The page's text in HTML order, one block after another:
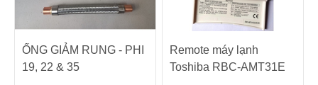
ỐNG GIẢM RUNG - PHI
19, 22 & 35
Remote máy lạnh
Toshiba RBC-AMT31E